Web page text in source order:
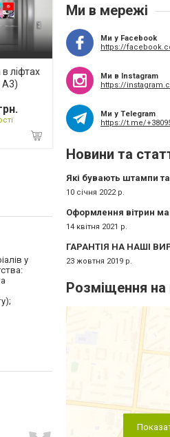
ліфтах
А3)
у
Ми в мережі
Ми у Facebook
https://
Ми в Instagram
https://
Ми у Telegram
https://t.me/
Новини та
10 січня 2022 р.
14 квітня 2021 р.
ГАРАНТІЯ НА НАШІ
23 жовтня 2019 р.
Розміщення на